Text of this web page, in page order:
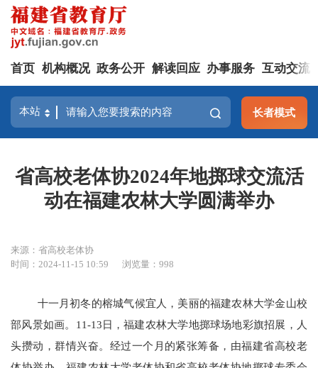
首页 机构概况 政务公开 解读回应 办事服务 互动交流
长者模式
省高校老体协2024年地掷球交流活
动在福建农林大学圆满举办
来源：省高校老体协
时间：2024-11-15 10:59
浏览量：998
十一月初冬的榕城气候宜人，美丽的福建农林大学金山校
部风景如画。 11-13日，福建农林大学地掷球场地彩旗招展，人
头攒动，群情兴奋。经过一个月的紧张筹备，由福建省高校老